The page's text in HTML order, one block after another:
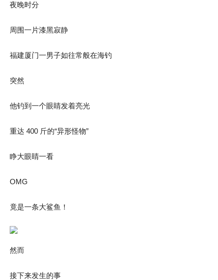
夜晚时分
周围一片漆黑寂静
福建厦门一男子如往常般在海钓
突然
他钓到一个眼睛发着亮光
重达 400 斤的“异形怪物”
睁大眼睛一看
OMG
竟是一条大鲨鱼！
然而
接下来发生的事